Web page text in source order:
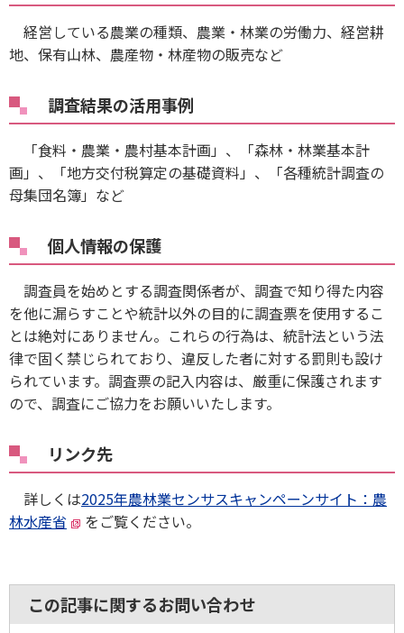
経営している農業の種類、農業・林業の労働力、経営耕
地、保有山林、農産物・林産物の販売など
調査結果の活用事例
「食料・農業・農村基本計画」、「森林・林業基本計
画」、「地方交付税算定の基礎資料」、「各種統計調査の
母集団名簿」など
個人情報の保護
調査員を始めとする調査関係者が、調査で知り得た内容
を他に漏らすことや統計以外の目的に調査票を使用するこ
とは絶対にありません。これらの行為は、統計法という法
律で固く禁じられており、違反した者に対する罰則も設け
られています。調査票の記入内容は、厳重に保護されます
ので、調査にご協力をお願いいたします。
リンク先
詳しくは2025年農林業センサスキャンペーンサイト：農
林水産省
をご覧ください。
この記事に関するお問い合わせ